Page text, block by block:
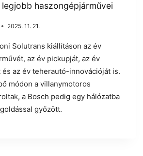
haszongépjárművei
2025. 11. 21.
Solutrans kiállításon az év
az év pickupját, az év
az év teherautó-innovációját is.
módon a villanymotoros
a Bosch pedig egy hálózatba
győzött.